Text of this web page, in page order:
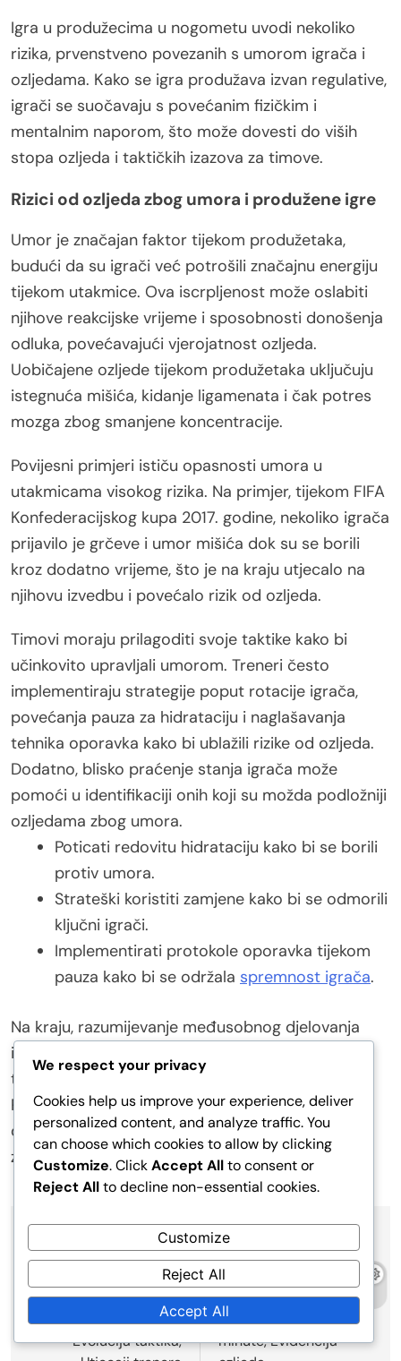
Igra u produžecima u nogometu uvodi nekoliko
rizika, prvenstveno povezanih s umorom igrača i
ozljedama. Kako se igra produžava izvan regulative,
igrači se suočavaju s povećanim fizičkim i
mentalnim naporom, što može dovesti do viših
stopa ozljeda i taktičkih izazova za timove.
Rizici od ozljeda zbog umora i produžene igre
Umor je značajan faktor tijekom produžetaka,
budući da su igrači već potrošili značajnu energiju
tijekom utakmice. Ova iscrpljenost može oslabiti
njihove reakcijske vrijeme i sposobnosti donošenja
odluka, povećavajući vjerojatnost ozljeda.
Uobičajene ozljede tijekom produžetaka uključuju
istegnuća mišića, kidanje ligamenata i čak potres
mozga zbog smanjene koncentracije.
Povijesni primjeri ističu opasnosti umora u
utakmicama visokog rizika. Na primjer, tijekom FIFA
Konfederacijskog kupa 2017. godine, nekoliko igrača
prijavilo je grčeve i umor mišića dok su se borili
kroz dodatno vrijeme, što je na kraju utjecalo na
njihovu izvedbu i povećalo rizik od ozljeda.
Timovi moraju prilagoditi svoje taktike kako bi
učinkovito upravljali umorom. Treneri često
implementiraju strategije poput rotacije igrača,
povećanja pauza za hidrataciju i naglašavanja
tehnika oporavka kako bi ublažili rizike od ozljeda.
Dodatno, blisko praćenje stanja igrača može
pomoći u identifikaciji onih koji su možda podložniji
ozljedama zbog umora.
Poticati redovitu hidrataciju kako bi se borili
protiv umora.
Strateški koristiti zamjene kako bi se odmorili
ključni igrači.
Implementirati protokole oporavka tijekom
pauza kako bi se održala spremnost igrača.
Na kraju, razumijevanje međusobnog djelovanja
između umora i rizika od ozljeda ključno je za
timove koji se natječu u produžecima.
Prepoznavanjem ovih faktora, treneri mogu
donositi informirane odluke koje prioritiziraju
zdravlje igrača dok se bore za pobjedu.
Post
navigation
Previous:
FIFA Konfederacijski
kup 2017: Povijesne
usporedbe strategija,
Evolucija taktika,
Next:
FIFA Kup konfederacija
2017: Spremnost
igrača, Odigrane
minute, Evidencija
We respect your privacy
Cookies help us improve your experience, deliver
personalized content, and analyze traffic. You
can choose which cookies to allow by clicking
Customize. ClickAccept Allto consent or
Reject Allto decline non-essential cookies.
Customize
Reject All
Accept All